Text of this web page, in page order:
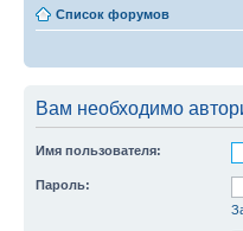
Список форумов
Вам необходимо
Имя пользователя:
Пароль: